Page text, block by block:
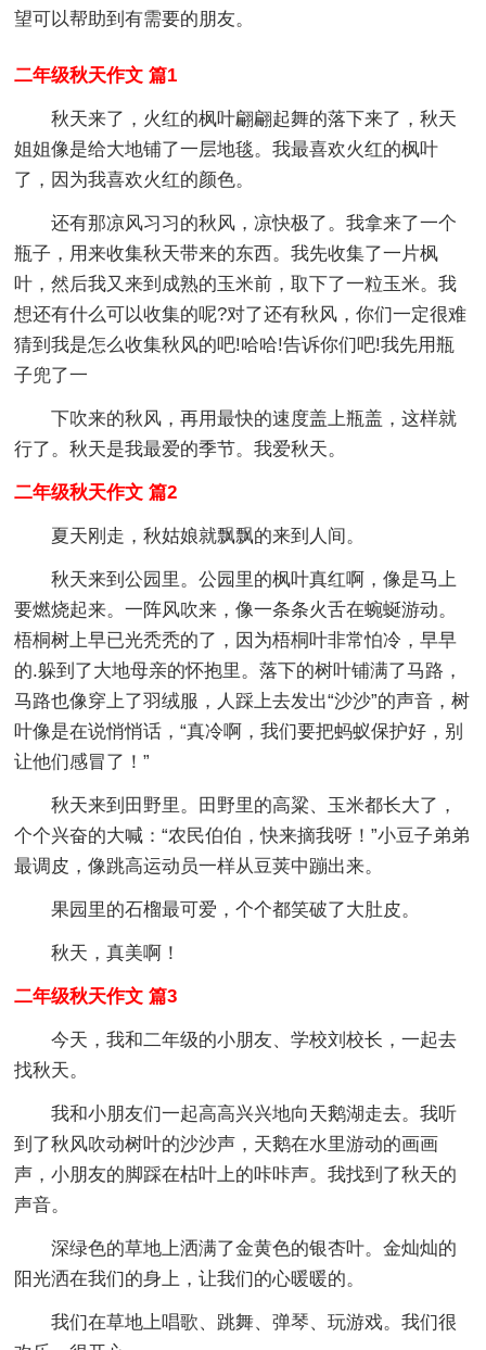
望可以帮助到有需要的朋友。
二年级秋天作文 篇1
秋天来了，火红的枫叶翩翩起舞的落下来了，秋天
姐姐像是给大地铺了一层地毯。我最喜欢火红的枫叶
了，因为我喜欢火红的颜色。
还有那凉风习习的秋风，凉快极了。我拿来了一个
瓶子，用来收集秋天带来的东西。我先收集了一片枫
叶，然后我又来到成熟的玉米前，取下了一粒玉米。我
想还有什么可以收集的呢?对了还有秋风，你们一定很难
猜到我是怎么收集秋风的吧!哈哈!告诉你们吧!我先用瓶
子兜了一
下吹来的秋风，再用最快的速度盖上瓶盖，这样就
行了。秋天是我最爱的季节。我爱秋天。
二年级秋天作文 篇2
夏天刚走，秋姑娘就飘飘的来到人间。
秋天来到公园里。公园里的枫叶真红啊，像是马上
要燃烧起来。一阵风吹来，像一条条火舌在蜿蜒游动。
梧桐树上早已光秃秃的了，因为梧桐叶非常怕冷，早早
的.躲到了大地母亲的怀抱里。落下的树叶铺满了马路，
马路也像穿上了羽绒服，人踩上去发出“沙沙”的声音，树
叶像是在说悄悄话，“真冷啊，我们要把蚂蚁保护好，别
让他们感冒了！”
秋天来到田野里。田野里的高粱、玉米都长大了，
个个兴奋的大喊：“农民伯伯，快来摘我呀！”小豆子弟弟
最调皮，像跳高运动员一样从豆荚中蹦出来。
果园里的石榴最可爱，个个都笑破了大肚皮。
秋天，真美啊！
二年级秋天作文 篇3
今天，我和二年级的小朋友、学校刘校长，一起去
找秋天。
我和小朋友们一起高高兴兴地向天鹅湖走去。我听
到了秋风吹动树叶的沙沙声，天鹅在水里游动的画画
声，小朋友的脚踩在枯叶上的咔咔声。我找到了秋天的
声音。
深绿色的草地上洒满了金黄色的银杏叶。金灿灿的
阳光洒在我们的身上，让我们的心暖暖的。
我们在草地上唱歌、跳舞、弹琴、玩游戏。我们很